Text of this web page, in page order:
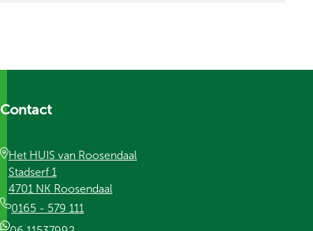
Contact
Het HUIS van Roosendaal
Stadserf 1
4701 NK Roosendaal
0165 - 579 111